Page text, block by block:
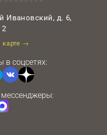
Ивановский, д. 6,
2
карте →
в соцсетях: